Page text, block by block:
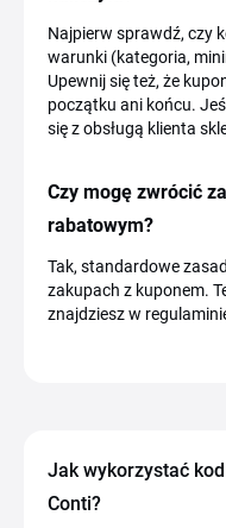
Najpierw sprawdź, czy
warunki (kategoria,
Upewnij się też, że
początku ani końcu.
się z obsługą klienta
Czy mogę zwrócić
rabatowym?
Tak, standardowe
zakupach z kuponem.
znajdziesz w
Jak wykorzystać
Conti?